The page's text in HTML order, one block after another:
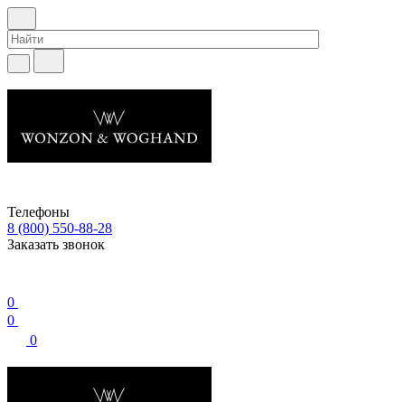
Телефоны
8 (800) 550-88-28
Заказать звонок
0
0
0